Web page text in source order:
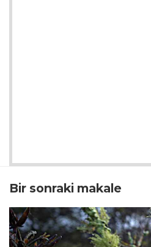
Bir sonraki makale